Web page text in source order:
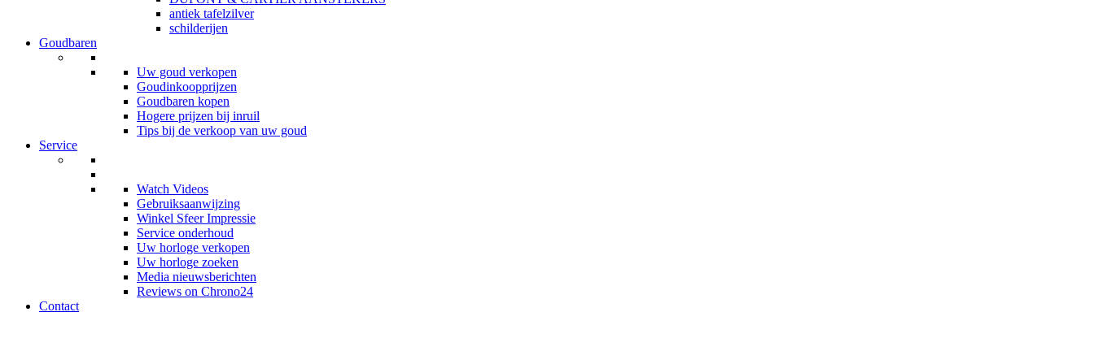
antiek tafelzilver
schilderijen
Goudbaren
Uw goud verkopen
Goudinkoopprijzen
Goudbaren kopen
Hogere prijzen bij inruil
Tips bij de verkoop van uw goud
Service
Watch Videos
Gebruiksaanwijzing
Winkel Sfeer Impressie
Service onderhoud
Uw horloge verkopen
Uw horloge zoeken
Media nieuwsberichten
Reviews on Chrono24
Contact